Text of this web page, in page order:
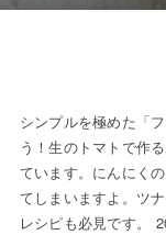
シンプルを極めた「
う！生のトマトで作
ています。にんにく
てしまいますよ。ツ
レシピも必見です。